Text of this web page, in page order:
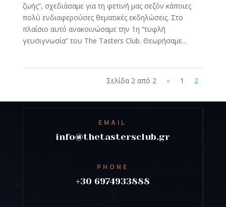
ζωής”, σχεδιάσαμε για τη φετινή μας σεζόν κάποιες
πολύ ενδιαφερούσες θεματικές εκδηλώσεις. Στο
πλαίσιο αυτό ανακοινώσαμε την 1η “τυφλή
γευσιγνωσία” του The Tasters Club. Θεωρήσαμε...
Σελίδα 2 από 2 « 1 2
EMAIL
info@thetastersclub.gr
PHONE
+30 6974933888